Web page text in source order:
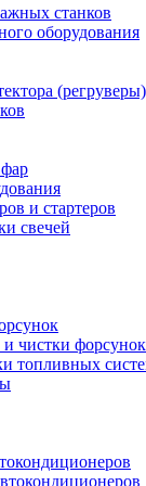
станков
оборудования
(регруверы)
и стартеров
свечей
чистки форсунок
топливных